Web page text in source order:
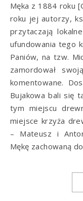
Męka z 1884 roku
roku jej autorzy,
przytaczają
ufundowania tego
Paniów, na tzw.
zamordował
komentowane.
Bujakowa bali się
tym miejscu
miejsce krzyża
– Mateusz i
Mękę zachowaną